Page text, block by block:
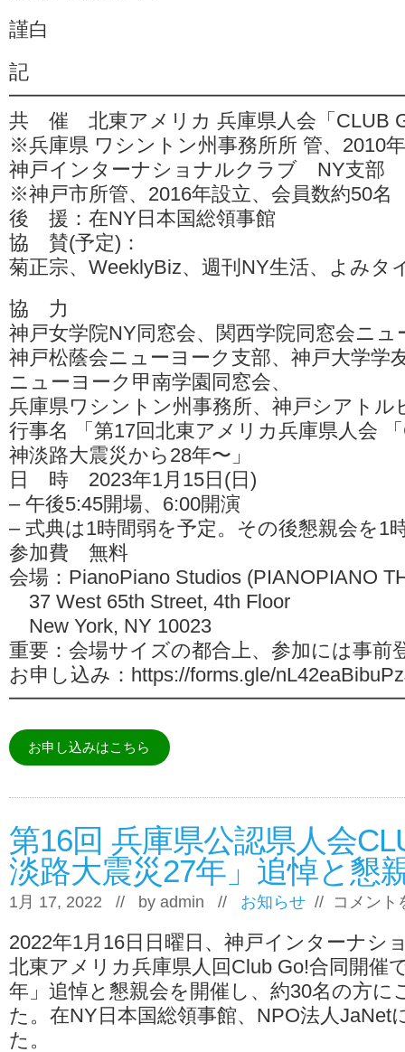
謹白
記
共 催 北東アメリカ 兵庫県人会「CLUB
※兵庫県 ワシントン州事務所所 管、2010
神戸インターナショナルクラブ NY支部
※神戸市所管、2016年設立、会員数約50名
後 援：在NY日本国総領事館
協 賛(予定)：
菊正宗、WeeklyBiz、週刊NY生活、よみタ
協 力
神戸女学院NY同窓会、関西学院同窓会ニュ
神戸松蔭会ニューヨーク支部、神戸大学学
ニューヨーク甲南学園同窓会、
兵庫県ワシントン州事務所、神戸シアト
行事名 「第17回北東アメリカ兵庫県人会
神淡路大震災から28年〜」
日 時 2023年1月15日(日)
– 午後5:45開場、6:00開演
– 式典は1時間弱を予定。その後懇親会を1
参加費 無料
会場：PianoPiano Studios (PIANOPIANO
37 West 65th Street, 4th Floor
New York, NY 10023
重要：会場サイズの都合上、参加には事前
お申し込み：https://forms.gle/
お申し込みはこちら
第16回 兵庫県公認県人会
淡路大震災27年」追悼と懇
1月 17, 2022 // by admin // お知らせ //
第
16
兵
庫
県
公
県
コメント
2022年1月16日日曜日、神戸インターナシ
北東アメリカ兵庫県人回Club Go!合同開催
年」追悼と懇親会を開催し、約30名の方に
た。在NY日本国総領事館、NPO法人JaNet
た。